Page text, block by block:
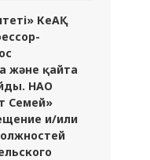
КеАҚ
және қайта
НАО
Семей»
и/или